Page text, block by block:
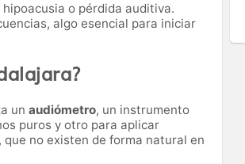
o pérdida auditiva.
algo esencial para iniciar
un audiómetro, un instrumento
puros y otro para aplicar
no existen de forma natural en